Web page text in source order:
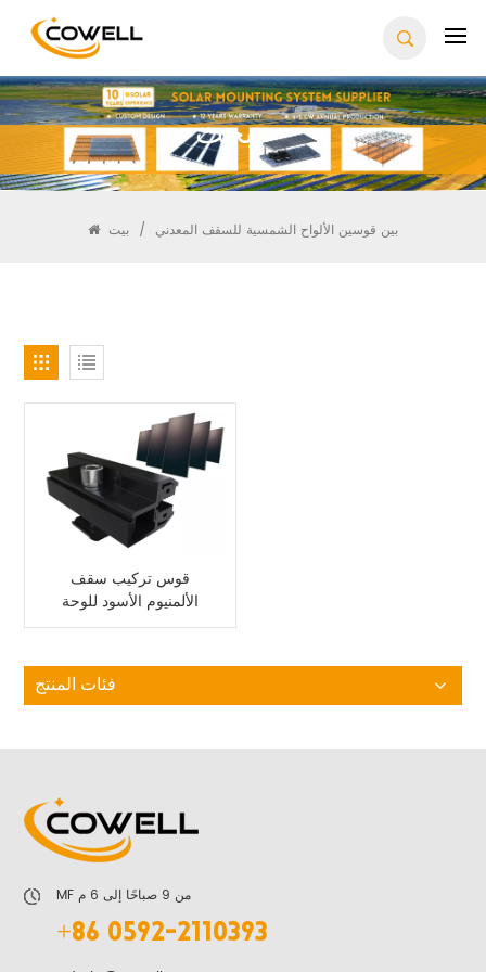
يبحث
بيت / بين قوسين الألواح الشمسية للسقف المعدني
قوس تركيب سقف
الألمنيوم الأسود للوحة
الشمسية ذات الأغشية
فئات المنتج
+86 0592-2110393